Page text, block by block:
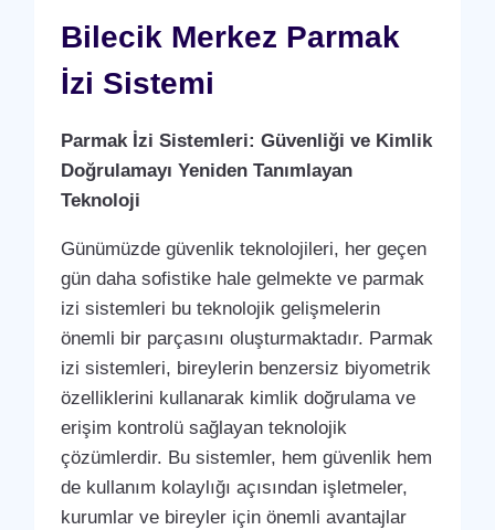
Bilecik Merkez Parmak
İzi Sistemi
Parmak İzi Sistemleri: Güvenliği ve Kimlik
Doğrulamayı Yeniden Tanımlayan
Teknoloji
Günümüzde güvenlik teknolojileri, her geçen
gün daha sofistike hale gelmekte ve parmak
izi sistemleri bu teknolojik gelişmelerin
önemli bir parçasını oluşturmaktadır. Parmak
izi sistemleri, bireylerin benzersiz biyometrik
özelliklerini kullanarak kimlik doğrulama ve
erişim kontrolü sağlayan teknolojik
çözümlerdir. Bu sistemler, hem güvenlik hem
de kullanım kolaylığı açısından işletmeler,
kurumlar ve bireyler için önemli avantajlar